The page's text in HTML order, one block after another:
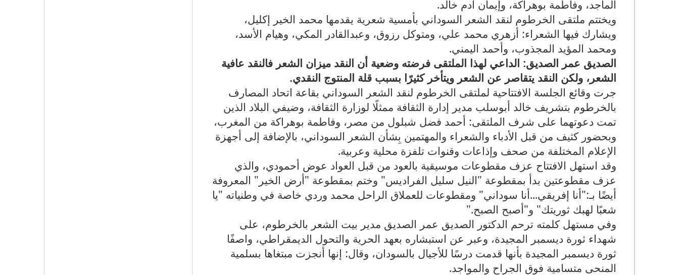
الماجد، وفاطمة بوهراكة، وإيمان آدم خالد.
ويختتم ملتقى الخرطوم لنقد الشعر السوداني بأمسية شعرية يقدمها محمد الخير إكليل،
ويشارك فيها الشعراء: أزهري محمد علي، ومتوكل رزوق، وعبدالقادر المكي، وهيام الأسد،
ومحمد المؤيد المجذوب، وأحمد اليمني.
الصديق عمر الصديق: الداعي لهذا الملتقى فرضته وضعية أن النقد ميزان الشعر فالنقد عافية
الشعر، ولكن النقد يتقاصر عن الشعر ويتأخر كثيرًا بسبب قلة المنتوج النقدي.
جرت وقائع الجلسة الافتتاحية لملتقى الخرطوم لنقد الشعر السوداني بقاعة اتحاد المصارف
بالخرطوم بتشريف خالد أبوسلب مدير إدارة الثقافة ممثلًا لوزارة الثقافة، وضيفي البلاد الذين
تمت دعوتهما على شرف الملتقى: أحمد فضل شبلول من مصر، وفاطمة بوهراكة من المغرب،
وبحضور كثيف من قبل الأدباء والشعراء والمهتمين بِشأن الشعر السوداني، بالإضافة إلى أجهزة
الإعلام المختلفة من صحف وإذاعات وقنوات تلفزة محلية وعربية.
وقد استهل الافتتاح عزف مقطوعات موسيقية بالعود من قبل العواد عوض أحمودي، والذي
عزف مقطوعتين بدأ بمقطوعة "النيل سليل الفراديس" وختم بمقطوعة "أرض الخير" المعروفة
أيضًا بـ:"أنا إفريقي...أنا سوداني" ومقطوعات للعملاق الراحل محمد وردي خاصة في وطنياته "يا
شعبًا لهبك ثوريتك" و"أصبح الصبح".
وفي مستهل كلمته ترحم الدكتور الصديق عمر الصديق مدير بيت الشعر بالخرطوم، على
شهداء ثورة ديسمبر المجيدة، وعبر عن استبشاره بعهد الحرية والتحول الديمقراطي، واصفًا
ثورة ديسمبر المجيدة بأنها قدمت درسًا للأجيال بالسودان، وقال: إنها أنجزت مبتغاها بسلمية
المنحى متسامية فوق الجراح والمواجد.